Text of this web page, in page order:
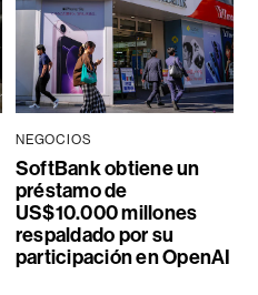
NEGOCIOS
SoftBank obtiene un
préstamo de
US$10.000 millones
respaldado por su
participación en OpenAI